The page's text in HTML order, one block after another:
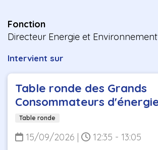
Fonction
Directeur Energie et Environnement
Intervient sur
Table ronde des Grands
Consommateurs
Table ronde
15/09/2026 | 12:35 - 13:05